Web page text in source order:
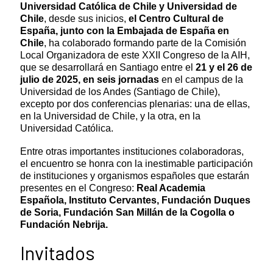
Universidad Católica de Chile y Universidad de
Chile, desde sus inicios, e l Centro Cultural de
España, junto con la Embajada de España en
Chile, ha colaborado formando parte de la Comisión
Local Organizadora de este XXII Congreso de la AIH,
que se desarrollará en Santiago entre el 21 y el 26 de
julio de 2025, en seis jornadas en el campus de la
Universidad de los Andes (Santiago de Chile),
excepto por dos conferencias plenarias: una de ellas,
en la Universidad de Chile, y la otra, en la
Universidad Católica.
Entre otras importantes instituciones colaboradoras,
el encuentro se honra con la inestimable participación
de instituciones y organismos españoles que estarán
presentes en el Congreso: Real Academia
Española, Instituto Cervantes, Fundación Duques
de Soria, Fundación San Millán de la Cogolla o
Fundación Nebrija.
Invitados